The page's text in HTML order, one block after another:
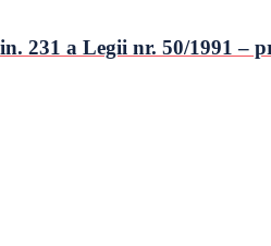
231 a Legii nr. 50/1991 –